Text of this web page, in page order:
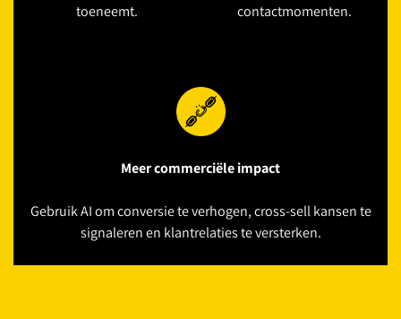
toeneemt.
contactmomenten.
Meer commerciële impact
Gebruik AI om conversie te verhogen, cross-sell kansen te
signaleren en klantrelaties te versterken.